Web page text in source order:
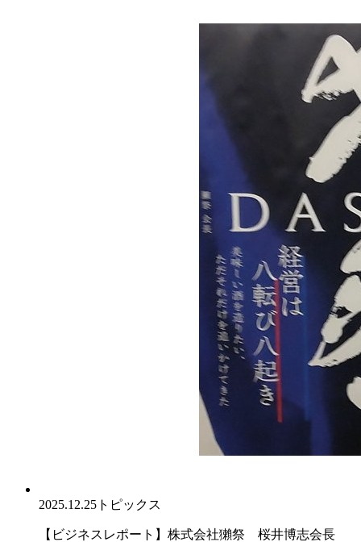
2025.12.25 トピックス
【ビジネスレポート】株式会社獺祭 桜井博志会長